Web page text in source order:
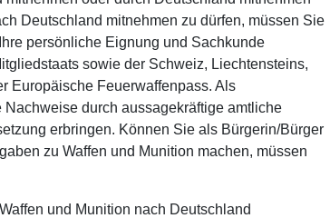
Deutschland mitnehmen zu dürfen, müssen Sie
persönliche Eignung und Sachkunde
sowie der Schweiz, Liechtensteins,
Europäische Feuerwaffenpass. Als
durch aussagekräftige amtliche
erbringen. Können Sie als Bürgerin/Bürger
zu Waffen und Munition machen, müssen
und Munition nach Deutschland